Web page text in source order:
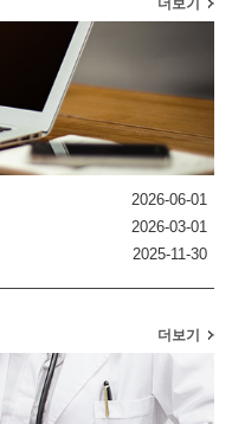
더보기
2026-06-01
2026-03-01
2025-11-30
더보기